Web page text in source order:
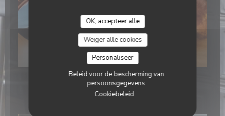
OK, accepteer alle
Weiger alle cookies
Personaliseer
Beleid voor de bescherming van
persoonsgegevens
Cookiebeleid
Notre restaurant